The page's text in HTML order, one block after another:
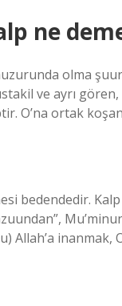
ne
olma
ve ayrı
O’na ortak
bedendedir.
Allah’a inanmak,